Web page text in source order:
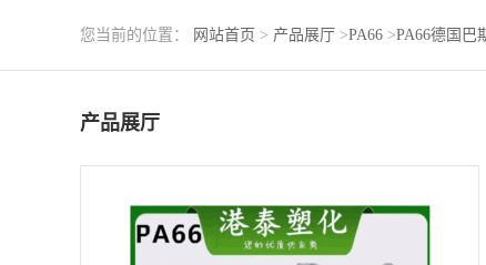
您当前的位置： 网站首页 > 产品展厅 >PA66 >PA66德国巴
产品展厅